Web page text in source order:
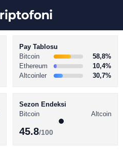
Pay Tablosu
Bitcoin
58,8%
Ethereum
10,4%
Altcoinler
30,7%
Sezon Endeksi
Bitcoin
Altcoin
45.8/100